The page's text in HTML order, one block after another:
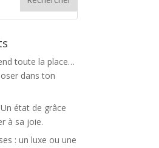
toute la place…
dans ton
état de grâce
à sa joie.
: un luxe ou une